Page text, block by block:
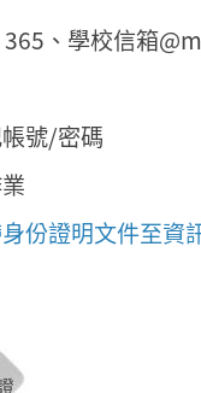
365、學校信箱
號/密碼
份證明文件至資